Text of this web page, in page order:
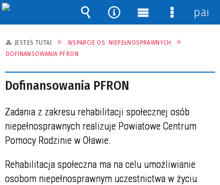
JESTEŚ TUTAJ
WSPARCIE OS. NIEPEŁNOSPRAWNYCH
DOFINANSOWANIA PFRON
Dofinansowania PFRON
Zadania z zakresu rehabilitacji społecznej osób
niepełnosprawnych realizuje Powiatowe Centrum
Pomocy Rodzinie w Oławie.
Rehabilitacja społeczna ma na celu umożliwianie
osobom niepełnosprawnym uczestnictwa w życiu
Wyszukiwarka
Narzędzia
Menu
główne
Menu